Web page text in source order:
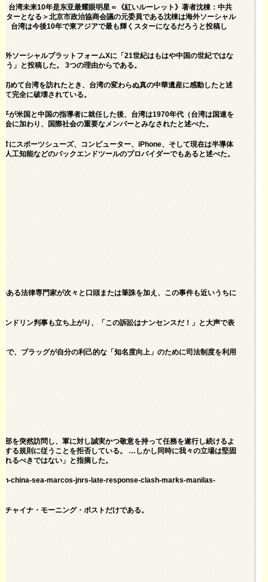
台湾未来10年是东亚最耀眼明星＝《紅いルーレット》著者沈棟：中共
ーとなる＞北京市政治協商会議の元委員である沈棟は海外ソーシャル
台湾は今後10年で東アジアで最も輝くスターになるだろうと投稿し
ソーシャルプラットフォームXに「21世紀はもはや中国の世紀ではな
」と投稿した。 3つの理由からである。
めて台湾を訪れたとき、台湾の変わらぬ真の中華遺産に感動したと述
完全に破壊されている。
が米国と中国の指導者に就任した後、台湾は1970年代（台湾は国連を
に加わり、国際社会の重要なメンバーとみなされたと述べた。
にスポーツシューズ、コンピューター、iPhone、そして現在は半導体
工知能などのバックエンドツールのプロバイダーでもあると述べた。
ある法律専門家が次々と口頭または筆誅を加え、この事件も近いうちに
ドリン判事も立ち上がり、「この訴訟はナンセンスだ！」と大声で表
で、ブラッグが自分の利己的な「知名度向上」のために司法制度を利用
を突然訪問し、軍に対し誠実かつ敬意を持って任務を遂行し続けるよ
する規則に従うことを拒否している。 …しかし同時に我々の立場は堅固
るべきではない」と指摘した。
china-sea-marcos-jnrs-late-response-clash-marks-manilas-
ャイナ・モーニング・ポストだけである。